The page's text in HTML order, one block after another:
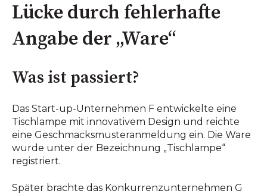
Lücke durch fehlerhafte
Angabe der „Ware“
Was ist passiert?
Das Start-up-Unternehmen F entwickelte eine
Tischlampe mit innovativem Design und reichte
eine Geschmacksmusteranmeldung ein. Die Ware
wurde unter der Bezeichnung „Tischlampe“
registriert.
Später brachte das Konkurrenzunternehmen G